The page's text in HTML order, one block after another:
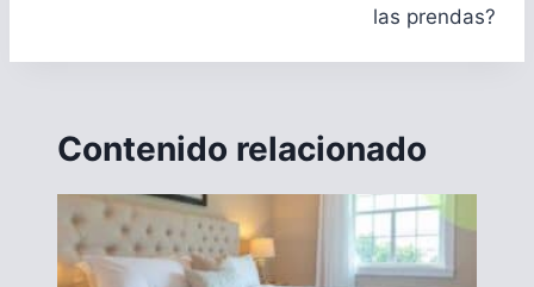
las prendas?
Contenido relacionado